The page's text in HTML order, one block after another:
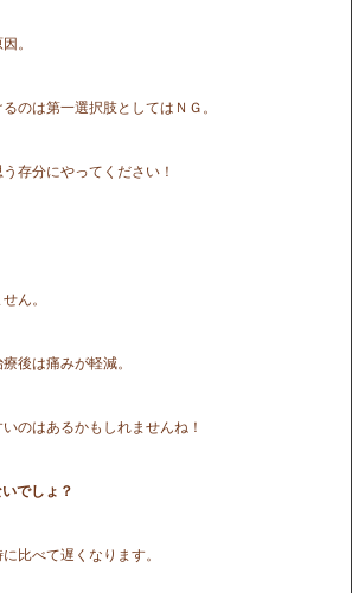
。
のは第一選択肢としてはＮＧ。
存分にやってください！
ん。
後は痛みが軽減。
のはあるかもしれませんね！
でしょ？
比べて遅くなります。